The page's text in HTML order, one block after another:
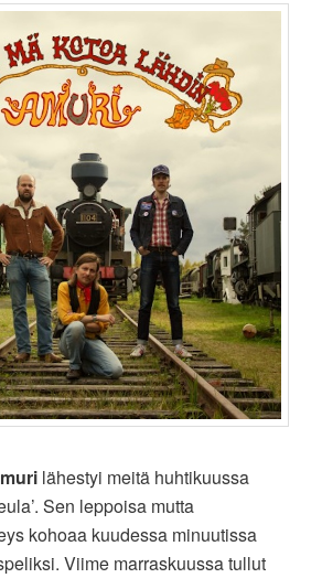
lähestyi meitä huhtikuussa
Sen leppoisa mutta
kohoaa kuudessa minuutissa
Viime marraskuussa tullut